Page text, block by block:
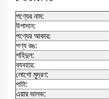
পণ্যের নাম:
উপাদান:
পণ্যের আকার:
পণ্য রঙ:
শহিদুল:
ব্যবহার:
লোগো মুদ্রণ:
পাটা:
এয়ার ভালভ: